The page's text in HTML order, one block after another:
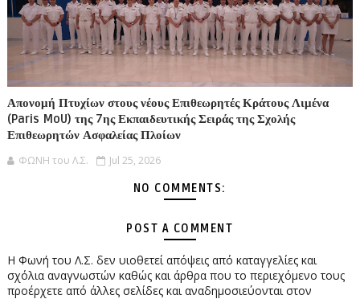
Απονομή Πτυχίων στους νέους Επιθεωρητές Κράτους Λιμένα
(Paris MoU) της 7ης Εκπαιδευτικής Σειράς της Σχολής
Επιθεωρητών Ασφαλείας Πλοίων
ΦΩΝΗ του Λ.Σ. Jul 25, 2026
NO COMMENTS:
POST A COMMENT
Η Φωνή του Λ.Σ. δεν υιοθετεί απόψεις από καταγγελίες και
σχόλια αναγνωστών καθώς και άρθρα που το περιεχόμενο τους
προέρχετε από άλλες σελίδες και αναδημοσιεύονται στον